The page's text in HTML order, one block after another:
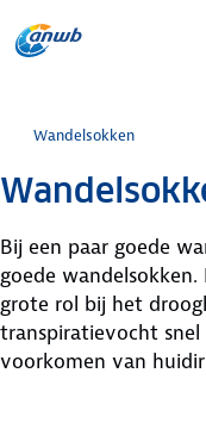
Wandelsokken
Bij een paar goede
goede
grote rol bij het
transpiratievocht
voorkomen van